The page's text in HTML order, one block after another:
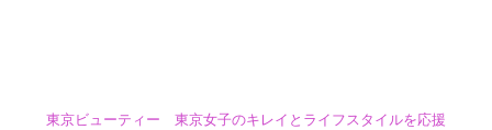
東京ビューティー 東京女子のキレイとライフスタイルを応援